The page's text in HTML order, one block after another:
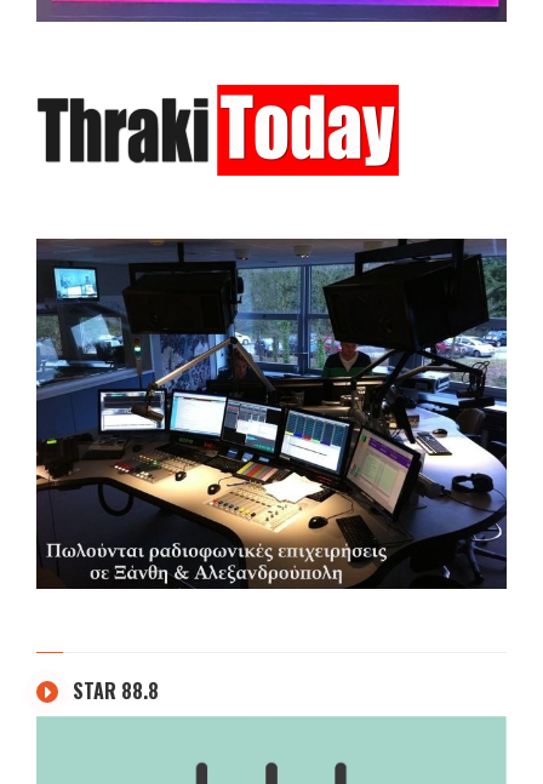
STAR 88.8